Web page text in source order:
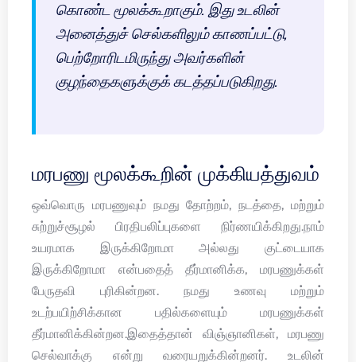
கொண்ட மூலக்கூறாகும். இது உடலின்
அனைத்துச் செல்களிலும் காணப்பட்டு,
பெற்றோரிடமிருந்து அவர்களின்
குழந்தைகளுக்குக் கடத்தப்படுகிறது.
மரபணு மூலக்கூறின் முக்கியத்துவம்
ஒவ்வொரு மரபணுவும் நமது தோற்றம், நடத்தை, மற்றும்
சுற்றுச்சூழல் பிரதிபலிப்புகளை நிர்ணயிக்கிறது.நாம்
உயரமாக இருக்கிறோமா அல்லது குட்டையாக
இருக்கிறோமா என்பதைத் தீர்மானிக்க, மரபணுக்கள்
பேருதவி புரிகின்றன. நமது உணவு மற்றும்
உடற்பயிற்சிக்கான பதில்களையும் மரபணுக்கள்
தீர்மானிக்கின்றன.இதைத்தான் விஞ்ஞானிகள், மரபணு
செல்வாக்கு என்று வரையறுக்கின்றனர். உடலின்